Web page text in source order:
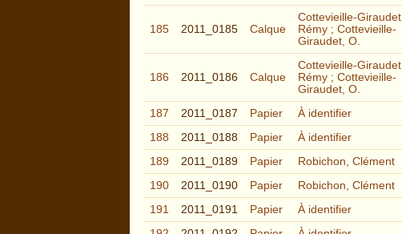
185 2011_0185 Calque
Cottevieille-Giraudet,
Rémy ; Cottevieille-
Giraudet, O.
186 2011_0186 Calque
Cottevieille-Giraudet,
Rémy ; Cottevieille-
Giraudet, O.
187 2011_0187 Papier À identifier
188
2011_0188 Papier À identifier
189
2011_0189 Papier Robichon, Clément
190
2011_0190 Papier Robichon, Clément
191
2011_0191 Papier À identifier